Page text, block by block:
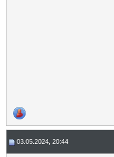
03.05.2024, 20:44